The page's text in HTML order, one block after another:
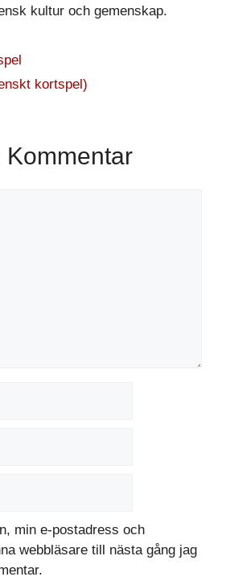
kultur och gemenskap.
kortspel)
Kommentar
min e-postadress och
webbläsare till nästa gång jag